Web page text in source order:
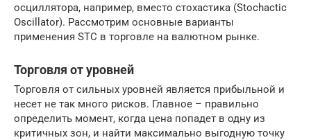
осциллятора, например, вместо стохастика (Stochactic
Oscillator). Рассмотрим основные варианты
применения STC в торговле на валютном рынке.
Торговля от уровней
Торговля от сильных уровней является прибыльной и
несет не так много рисков. Главное – правильно
определить момент, когда цена попадет в одну из
критичных зон, и найти максимально выгодную точку